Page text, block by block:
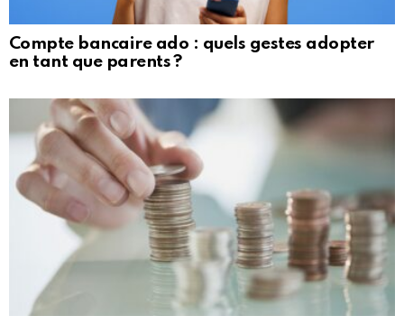
Compte bancaire ado : quels gestes adopter
en tant que parents ?